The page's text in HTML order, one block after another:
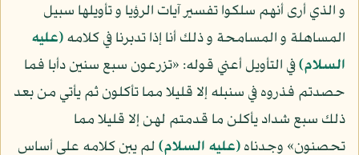
و الذي أرى أنهم سلكوا تفسير آيات الرؤيا و تأويلها سبيل
المساهلة و المسامحة و ذلك أنا إذا تدبرنا في كلامه(عليه
السلام)في التأويل أعني قوله: «تزرعون سبع سنين دأبا فما
حصدتم فذروه في سنبله إلا قليلا مما تأكلون ثم يأتي من بعد
ذلك سبع شداد يأكلن ما قدمتم لهن إلا قليلا مما
تحصنون» وجدناه(عليه السلام)لم يبن كلامه على أساس